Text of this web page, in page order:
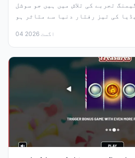
تجربے کی تلاش میں ہیں جو سوشل
04 اگست 2026